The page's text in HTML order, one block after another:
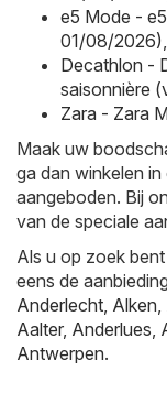
e5 Mode -
01/08/2026)
Decathlon -
saisonnière
Zara - Zara
Maak uw
ga dan winkelen
aangeboden. Bij
van de speciale
Als u op zoek
eens de
Anderlecht Alken
Aalter, Anderlues
Antwerpen.